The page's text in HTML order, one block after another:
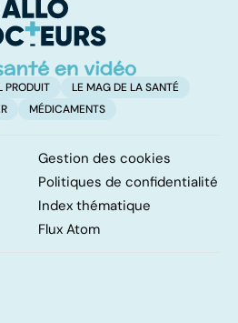
PRODUIT
LE MAG DE LA SANTÉ
MÉDICAMENTS
Gestion des cookies
Politiques de confidentialité
Index thématique
Flux Atom